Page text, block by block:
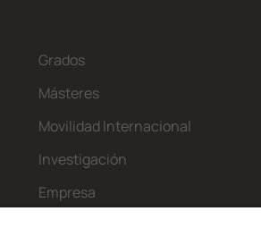
Grados
Másteres
Movilidad Internacional
Investigación
Empresa